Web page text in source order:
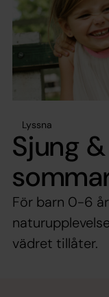
Lyssna
Sjung
För barn 0-6
vädret tillåter.